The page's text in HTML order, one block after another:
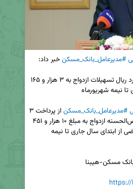
#مدیرعامل_بانک_مسکن
#مدیرعامل_بانک_مسکن